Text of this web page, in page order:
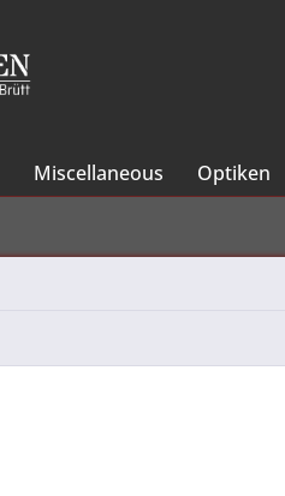
Miscellaneous Optiken